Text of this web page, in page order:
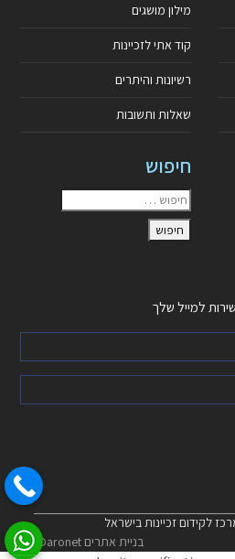
מילון מושגים
קוד אתי לזכיינות
רשיונות והיתרים
שאלות ותשובות
חיפוש
למייל שלך
בניית אתרים Daronet